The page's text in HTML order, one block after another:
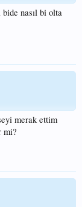
nasıl bi olta
merak ettim
mi?